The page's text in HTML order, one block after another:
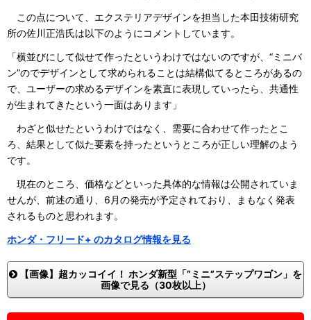
この点について、エクステリアデザインを担当した本田技術研究
所の佐川正浩氏は以下のようにコメントしています。
「横並びにして似せて作ったというわけではないのですが、“ミニバ
ン”のでデザインとして求められることは結構似てるところがあるの
で、ユーザーの求めるデザインを素直に表現していったら、共通性
が生まれてきたという一面はあります」
わざと似せたというわけではなく、需要に合わせて作ったとこ
ろ、結果として似た要素を持ったというところが正しい理解のよう
です。
現在のところ、価格などといった具体的な情報は公開されていま
せんが、前述の通り、6月の発売が予定されており、まもなく発表
されるものと思われます。
ホンダ・フリード+ のカタログ情報を見る
【画像】超カッコイイ！ ホンダ新型「”ミニ”ステップワゴン」を
画像で見る（30枚以上）